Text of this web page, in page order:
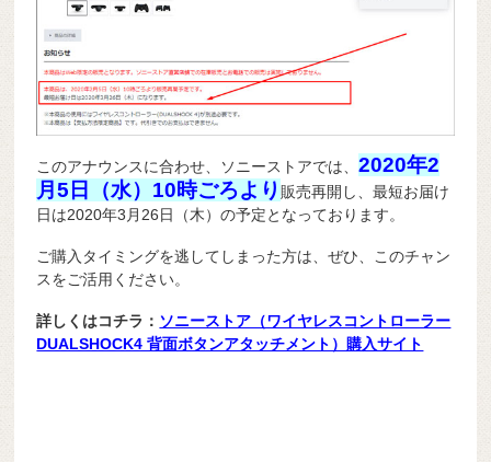
このアナウンスに合わせ、ソニーストアでは、2020年2
月5日（水）10時ごろより販売再開し、最短お届け
日は2020年3月26日（木）の予定となっております。
ご購入タイミングを逃してしまった方は、ぜひ、このチャン
スをご活用ください。
詳しくはコチラ： ソニーストア（ワイヤレスコントローラー
DUALSHOCK4 背面ボタンアタッチメント）購入サイト